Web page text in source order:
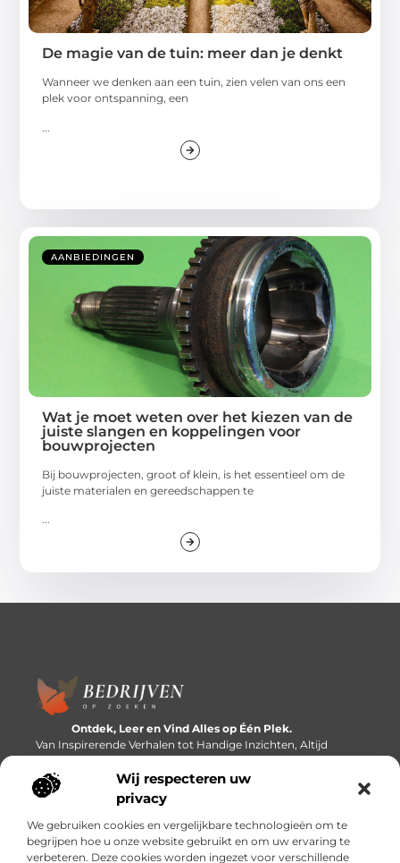
Wij respecteren uw
privacy
We gebruiken cookies en vergelijkbare technologieën om te
begrijpen hoe u onze website gebruikt en om uw ervaring te
verbeteren. Deze cookies worden ingezet voor verschillende
De magie van de tuin: meer dan je denkt
Wanneer we denken aan een tuin, zien velen van ons een
plek voor ontspanning, een
AANBIEDINGEN
Wat je moet weten over het kiezen van de
juiste slangen en koppelingen voor
bouwprojecten
Bij bouwprojecten, groot of klein, is het essentieel om de
juiste materialen en gereedschappen te
Ontdek, Leer en Vind Alles op Één Plek.
Van Inspirerende Verhalen tot Handige Inzichten, Altijd
Binnen Handbereik.
Bericht categorie